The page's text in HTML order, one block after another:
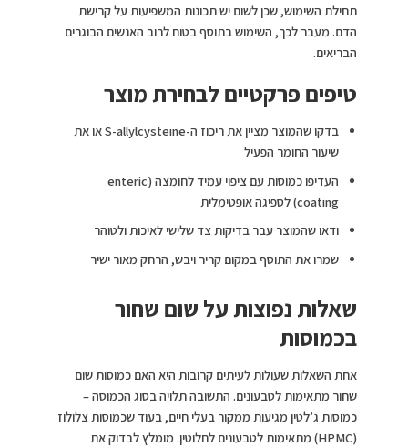
תחילת השימוש, שכן לשום יש תכונות המשפיעות על קרישת
הדם. מעבר לכך, השימוש בתוסף בטוח לרוב האנשים הבוגרים
הבריאים.
טיפים פרקטיים לבחירת מוצר
בדקו שהמוצר מציין את ריכוז ה-S-allylcysteine או את
שיעור החומר הפעיל
העדיפו כמוסות עם ציפוי עמיד לחומצה (enteric
coating) לספיגה אופטימלית
ודאו שהמוצר עבר בדיקות צד שלישי לאיכות ולטוהר
שמרו את התוסף במקום קריר ויבש, הרחק מאור ישיר
שאלות נפוצות על שום שחור
בכמוסות
אחת השאלות שעולות לעיתים קרובות היא האם כמוסות שום
שחור מתאימות לטבעונים. התשובה תלויה בסוג הכמוסה –
כמוסות ג’לטין מגיעות ממקור בעלי חיים, בעוד שכמוסות צלולוז
(HPMC) מתאימות לטבעונים לחלוטין. מומלץ לבדוק את